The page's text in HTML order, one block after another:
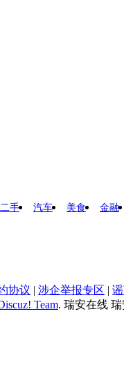
二手 汽车 美食 金融
协议 | 涉企举报专区 |
Team. 瑞安在线